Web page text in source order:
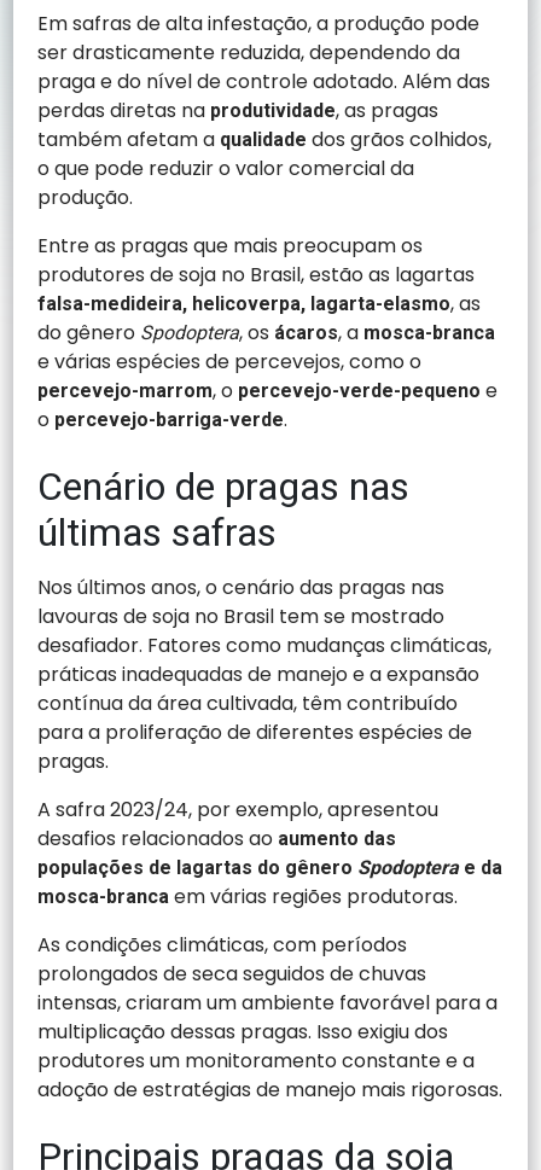
Em safras de alta infestação, a produção pode
ser drasticamente reduzida, dependendo da
praga e do nível de controle adotado. Além das
perdas diretas na produtividade, as pragas
também afetam a qualidadedos grãos colhidos,
o que pode reduzir o valor comercial da
produção.
Entre as pragas que mais preocupam os
produtores de soja no Brasil, estão as lagartas
falsa-medideira, helicoverpa, lagarta-elasmo, as
do gênero Spodoptera, os ácaros, a mosca-branca
e várias espécies de percevejos, como o
percevejo-marrom, o percevejo-verde-pequeno e
o percevejo-barriga-verde.
Cenário de pragas nas
últimas safras
Nos últimos anos, o cenário das pragas nas
lavouras de soja no Brasil tem se mostrado
desafiador. Fatores como mudanças climáticas,
práticas inadequadas de manejo e a expansão
contínua da área cultivada, têm contribuído
para a proliferação de diferentes espécies de
pragas.
A safra 2023/24, por exemplo, apresentou
desafios relacionados ao aumento das
populações de lagartas do gênero Spodoptera e da
mosca-branca em várias regiões produtoras.
As condições climáticas, com períodos
prolongados de seca seguidos de chuvas
intensas, criaram um ambiente favorável para a
multiplicação dessas pragas. Isso exigiu dos
produtores um monitoramento constante e a
adoção de estratégias de manejo mais rigorosas.
Principais pragas da soja